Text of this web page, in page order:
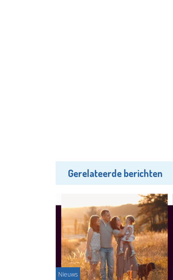
Gerelateerde berichten
Nieuws